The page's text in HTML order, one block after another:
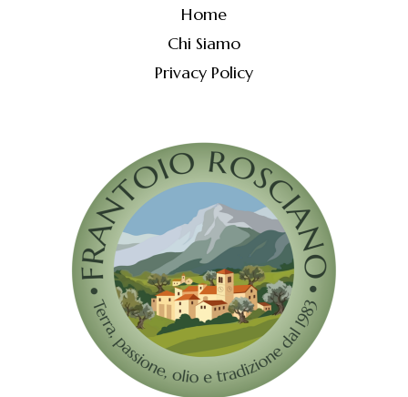
Home
Chi Siamo
Privacy Policy